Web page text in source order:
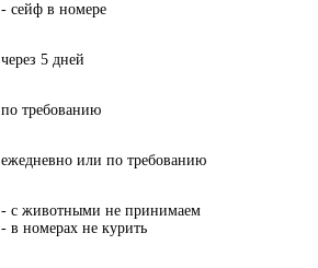
- сейф в номере
через 5 дней
по требованию
ежедневно или по требованию
- с животными не принимаем
- в номерах не курить